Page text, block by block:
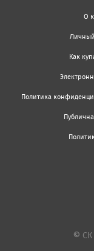
О
Как
Политика
© СК